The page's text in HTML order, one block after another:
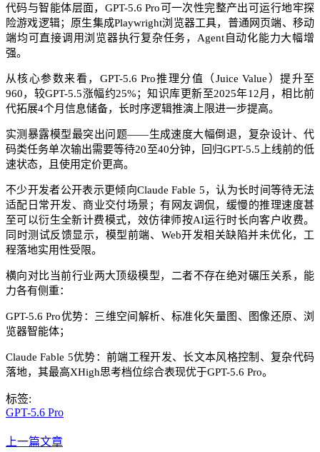
代码与智能体层面，GPT-5.6 Pro可一次性完整产出可运行地牢探
险游戏逻辑；原生集成Playwright浏览器工具，普通网页端、移动
端均可直接调用浏览器执行复杂任务，Agent自动化能力大幅增
强。
从核心参数来看，GPT-5.6 Pro推理分值（Juice Value）提升至
960，较GPT-5.5涨幅约25%；知识库更新至2025年12月，相比前
代拓展4个月信息储备，长时序逻辑推演上限进一步提高。
实测暴露模型最突出问题——生成速度大幅倒退，复杂设计、代
码类任务单次输出需要等待20至40分钟，回归GPT-5.5上线前的低
速状态，且使用定价更高。
不少开发者公开表示更倾向Claude Fable 5，认为长时间等待无法
适配日常开发、商业交付场景；有网友调侃，缓慢的推理速度甚
至可以衍生全新计费模式，效仿律师按AI运行时长向客户收费。
同时测试反馈显示，模型前端、Web开发相关缺陷并未优化，工
程落地实用性受限。
横向对比当前行业两大顶级模型，二者不存在绝对碾压关系，能
力各有侧重：
GPT-5.6 Pro优势：三维空间解析、标准化矢量图、图像还原、浏
览器智能体；
Claude Fable 5优势：前端工程开发、长文本风格控制、复杂代码
落地，其最高XHigh思考档位综合表现优于GPT-5.6 Pro。
标签:
GPT-5.6 Pro
上一篇文章